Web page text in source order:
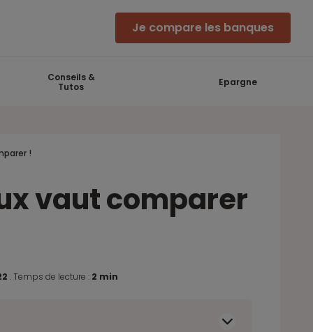
Je compare les banques
Conseils &
Tutos
Epargne
!
vaut comparer
. Temps de lecture : 2 min